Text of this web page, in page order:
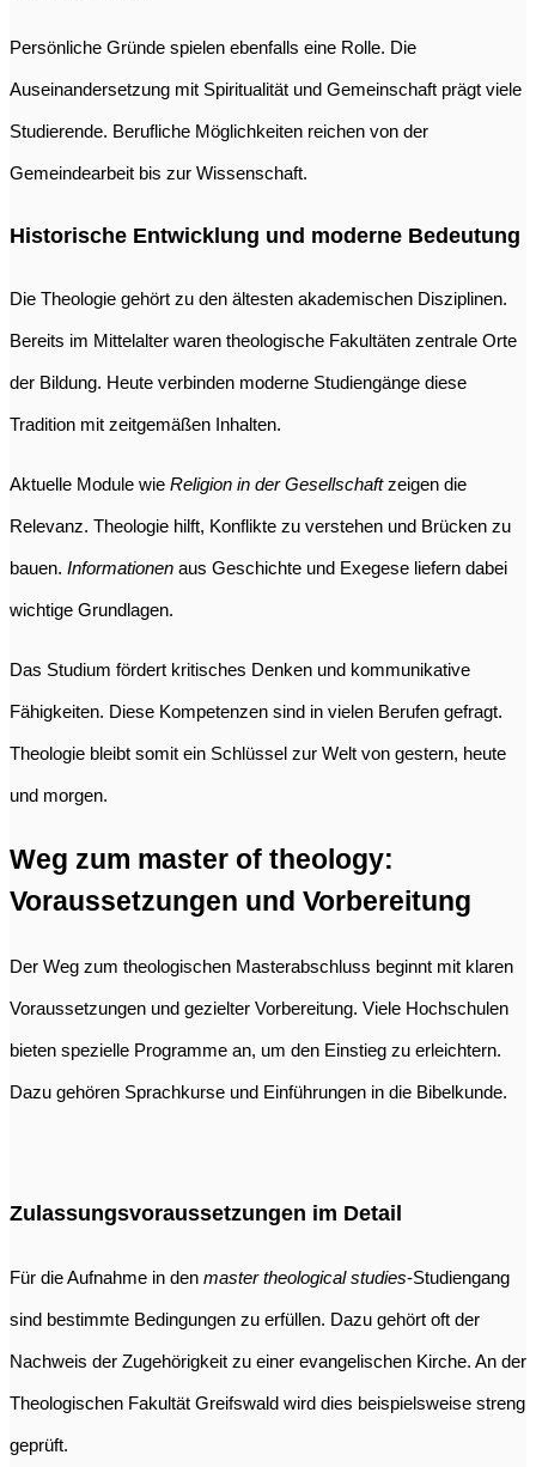
Persönliche Gründe spielen ebenfalls eine Rolle. Die
Auseinandersetzung mit Spiritualität und Gemeinschaft prägt viele
Studierende. Berufliche Möglichkeiten reichen von der
Gemeindearbeit bis zur Wissenschaft.
Historische Entwicklung und moderne Bedeutung
Die Theologie gehört zu den ältesten akademischen Disziplinen.
Bereits im Mittelalter waren theologische Fakultäten zentrale Orte
der Bildung. Heute verbinden moderne Studiengänge diese
Tradition mit zeitgemäßen Inhalten.
Aktuelle Module wie Religion in der Gesellschaftzeigen die
Relevanz. Theologie hilft, Konflikte zu verstehen und Brücken zu
bauen. Informationen aus Geschichte und Exegese liefern dabei
wichtige Grundlagen.
Das Studium fördert kritisches Denken und kommunikative
Fähigkeiten. Diese Kompetenzen sind in vielen Berufen gefragt.
Theologie bleibt somit ein Schlüssel zur Welt von gestern, heute
und morgen.
Weg zum master of theology:
Voraussetzungen und Vorbereitung
Der Weg zum theologischen Masterabschluss beginnt mit klaren
Voraussetzungen und gezielter Vorbereitung. Viele Hochschulen
bieten spezielle Programme an, um den Einstieg zu erleichtern.
Dazu gehören Sprachkurse und Einführungen in die Bibelkunde.
Zulassungsvoraussetzungen im Detail
Für die Aufnahme in den master theological studies-Studiengang
sind bestimmte Bedingungen zu erfüllen. Dazu gehört oft der
Nachweis der Zugehörigkeit zu einer evangelischen Kirche. An der
Theologischen Fakultät Greifswald wird dies beispielsweise streng
geprüft.